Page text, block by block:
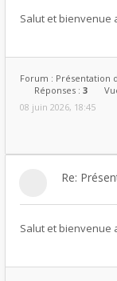
Salut et bienvenue
Forum : Présentation
Réponses : 3
08 juin 2026, 18:45
Re:
Salut et bienvenue